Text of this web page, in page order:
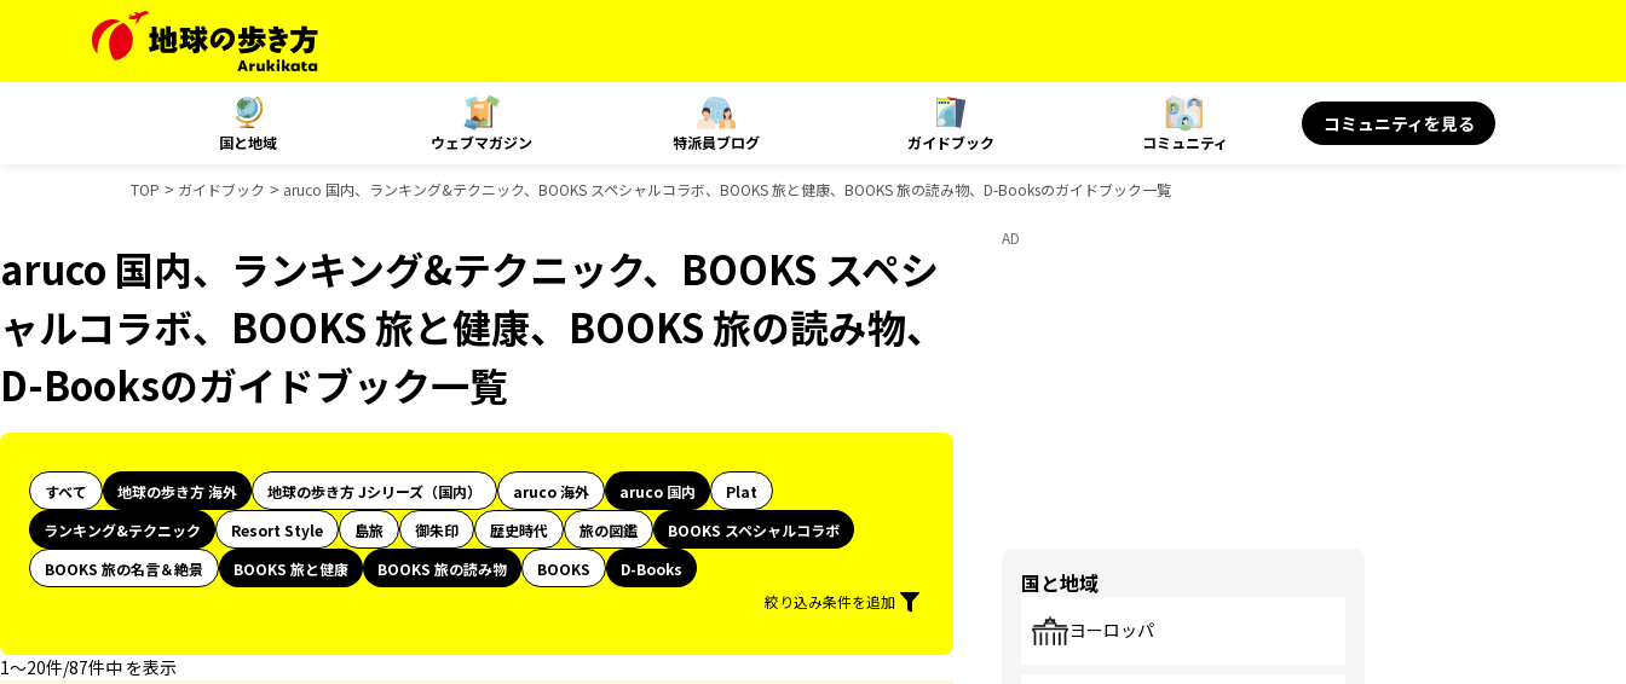
国と地域 ウェブマガジン 特派員ブログ ガイドブック コミュニティ
コミュニティを見る
TOP ガイドブック aruco 国内、ランキング&テクニック、BOOKS スペシャルコラボ、BOOKS 旅と健康、BOOKS 旅の読み物、D-Booksのガイドブック一覧
aruco 国内、ランキング&テクニック、BOOKS スペシ
ャルコラボ、BOOKS 旅と健康、BOOKS 旅の読み物、
D-Booksのガイドブック一覧
すべて 地球の歩き方 海外 地球の歩き方 Jシリーズ（国内） aruco 海外 aruco 国内
Plat
ランキング&テクニック
Resort Style 島旅 御朱印 歴史時代 旅の図鑑
BOOKS スペシャルコラボ
BOOKS 旅の名言＆絶景
BOOKS 旅と健康 BOOKS 旅の読み物 BOOKS
D-Books
絞り込み条件を追加
1〜20件/87件中 を表示
AD
国と地域
ヨーロッパ